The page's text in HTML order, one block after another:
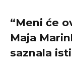
“Meni će
Maja
saznala